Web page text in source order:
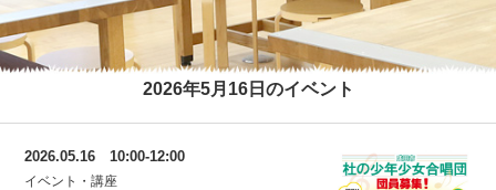
2026年5月16日のイベント
2026.05.16 10:00-12:00
イベント・講座